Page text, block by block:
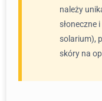
należy
słoneczne
solarium),
skóry na